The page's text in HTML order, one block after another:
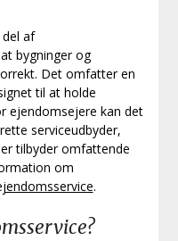
af
bygninger og
Det omfatter en
til at holde
ejendomsejere kan det
serviceudbyder,
tilbyder omfattende
om
.